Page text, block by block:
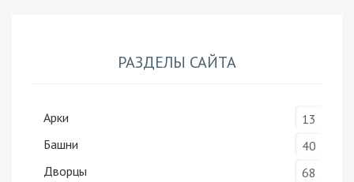
РАЗДЕЛЫ САЙТА
Арки
13
Башни
40
Дворцы
68